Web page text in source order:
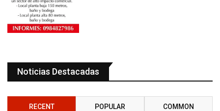
Noticias Destacadas
RECENT POPULAR COMMON